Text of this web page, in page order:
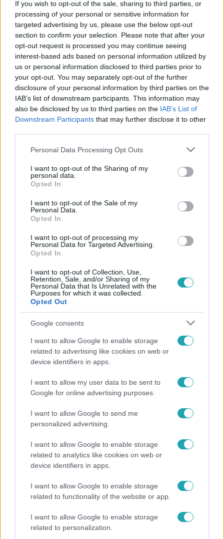
If you wish to opt-out of the sale, sharing to third parties, or
processing of your personal or sensitive information for
targeted advertising by us, please use the below opt-out
section to confirm your selection. Please note that after your
opt-out request is processed you may continue seeing
interest-based ads based on personal information utilized by
us or personal information disclosed to third parties prior to
your opt-out. You may separately opt-out of the further
disclosure of your personal information by third parties on the
IAB’s list of downstream participants. This information may
also be disclosed by us to third parties on the IAB’s List of
Downstream Participants that may further disclose it to other
Please note that this website/app uses one or more Google
not limited to your visit or usage behaviour. You may click to
grant or deny consent to Google and its third-party tags to
use your data for below specified purposes in below Google
consent section.
Personal Data Processing Opt Outs
I want to opt-out of the Sharing of my
personal data.
Opted In
I want to opt-out of the Sale of my
Personal Data.
Opted In
I want to opt-out of processing my
Personal Data for Targeted Advertising.
Opted In
I want to opt-out of Collection, Use,
Retention, Sale, and/or Sharing of my
Personal Data that Is Unrelated with the
Purposes for which it was collected.
Opted Out
Google consents
I want to allow Google to enable storage
related to advertising like cookies on web or
device identifiers in apps.
I want to allow my user data to be sent to
Google for online advertising purposes.
I want to allow Google to send me
personalized advertising.
I want to allow Google to enable storage
related to analytics like cookies on web or
device identifiers in apps.
I want to allow Google to enable storage
related to functionality of the website or app.
I want to allow Google to enable storage
related to personalization.
Követem
#CELEB VAGYOK, MENTS KI INNEN! #ADÁSRÉSZLETEK
#CELEB VAGYOK MENTS KI INNEN #SCHUMACHER VANDA
Népszerű
Rubint Réka: A mai napig nem jött vissza a 100%-